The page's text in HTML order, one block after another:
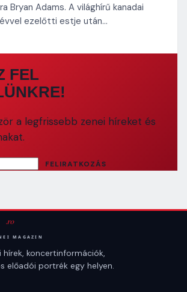
Bryan Adams. A világhírű kanadai
ezelőtti estje után…
FEL
a legfrissebb zenei híreket és
FELIRATKOZÁS
hírek, koncertinformációk,
előadói portrék egy helyen.